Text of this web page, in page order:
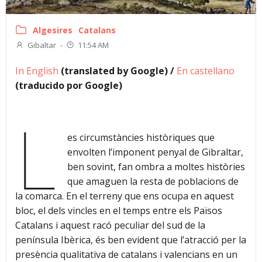
Algesires Catalans
Gibaltar - 11:54 AM
In English (translated by Google) / En castellano
(traducido por Google)
L
es circumstàncies històriques que
envolten l’imponent penyal de Gibraltar,
ben sovint, fan ombra a moltes històries
que amaguen la resta de poblacions de
la comarca. En el terreny que ens ocupa en aquest
bloc, el dels vincles en el temps entre els Països
Catalans i aquest racó peculiar del sud de la
península Ibèrica, és ben evident que l’atracció per la
presència qualitativa de catalans i valencians en un